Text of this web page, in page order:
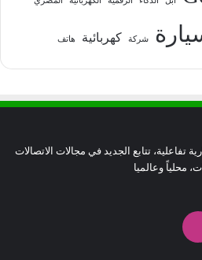
شركة كهربائية هاتف
تفاعلية، تتابع الجديد في مجالات الاتصالات
محلياً وعالميا
انستقرام